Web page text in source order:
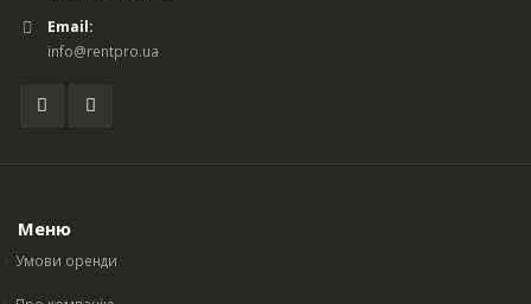
Email:
info@rentpro.ua
Меню
Умови оренди